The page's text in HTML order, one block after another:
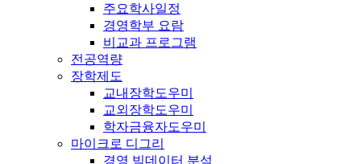
주요학사일정
경영학부 요람
비교과 프로그램
전공역량
장학제도
교내장학도우미
교외장학도우미
학자금융자도우미
마이크로 디그리
경영 빅데이터 분석